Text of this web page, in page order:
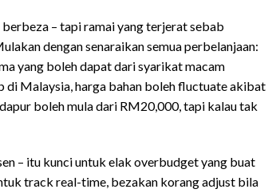
– tapi ramai yang terjerat sebab
dengan senaraikan semua perbelanjaan:
yang boleh dapat dari syarikat macam
Malaysia, harga bahan boleh fluctuate akibat
boleh mula dari RM20,000, tapi kalau tak
– itu kunci untuk elak overbudget yang buat
track real-time, bezakan korang adjust bila